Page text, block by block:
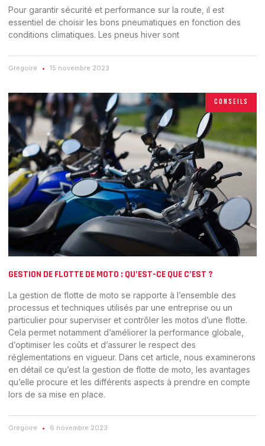
Pour garantir sécurité et performance sur la route, il est
essentiel de choisir les bons pneumatiques en fonction des
conditions climatiques. Les pneus hiver sont
Gregoire 15 novembre 2023
CONSEILS
GESTION DE FLOTTE DE MOTO : QU’EST-CE QUE C’EST ?
La gestion de flotte de moto se rapporte à l’ensemble des
processus et techniques utilisés par une entreprise ou un
particulier pour superviser et contrôler les motos d’une flotte.
Cela permet notamment d’améliorer la performance globale,
d’optimiser les coûts et d’assurer le respect des
réglementations en vigueur. Dans cet article, nous examinerons
en détail ce qu’est la gestion de flotte de moto, les avantages
qu’elle procure et les différents aspects à prendre en compte
lors de sa mise en place.
Gregoire 6 novembre 2023